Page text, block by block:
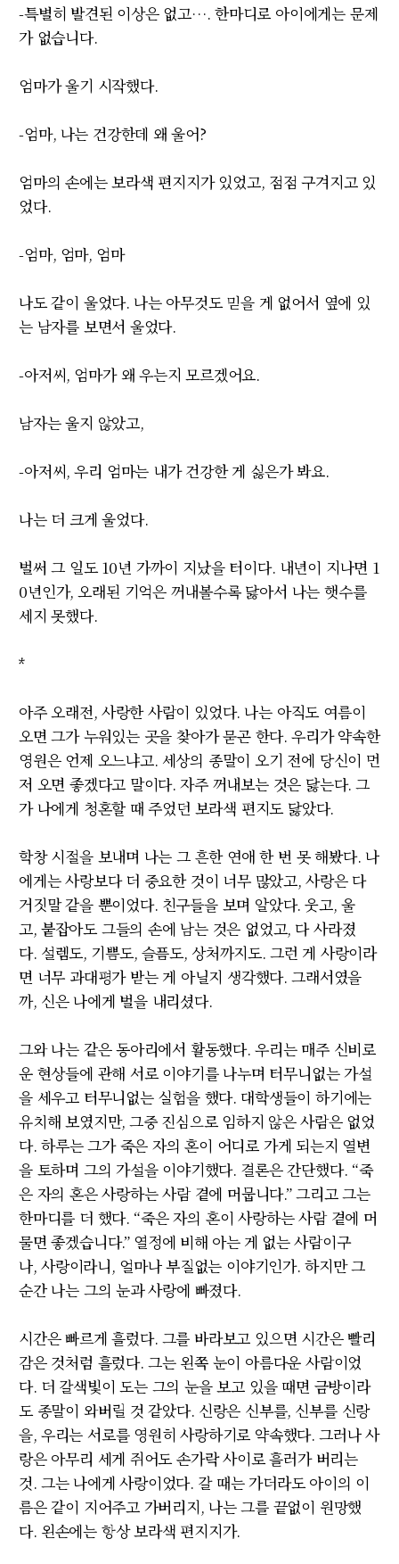
-특별히 발견된 이상은 없고….한마디로 아이에게는 문제
가 없습니다.
엄마가 울기 시작했다.
-엄마, 나는 건강한데 왜 울어?
엄마의 손에는 보라색 편지지가 있었고, 점점 구겨지고 있
었다.
-엄마, 엄마, 엄마
나도 같이 울었다. 나는 아무것도 믿을 게 없어서 옆에 있
는 남자를 보면서 울었다.
-아저씨, 엄마가 왜 우는지 모르겠어요.
남자는 울지 않았고,
-아저씨,우리 엄마는 내가 건강한 게 싫은가 봐요.
나는 더 크게 울었다.
벌써 그 일도10년 가까이 지났을 터이다. 내년이 지나면 1
0년인가,오래된 기억은 꺼내볼수록 닳아서 나는 햇수를
세지 못했다.
*
아주 오래전, 사랑한 사람이 있었다. 나는 아직도 여름이
오면 그가 누워있는 곳을 찾아가 묻곤 한다.우리가 약속한
영원은 언제 오느냐고. 세상의 종말이 오기 전에 당신이 먼
저 오면 좋겠다고 말이다.자주 꺼내보는 것은 닳는다.그
가 나에게 청혼할 때 주었던 보라색 편지도 닳았다.
학창 시절을 보내며 나는 그 흔한 연애 한 번 못 해봤다. 나
에게는 사랑보다 더 중요한 것이 너무 많았고, 사랑은 다
거짓말 같을 뿐이었다. 친구들을 보며 알았다.웃고, 울
고, 붙잡아도 그들의 손에 남는 것은 없었고, 다 사라졌
다. 설렘도, 기쁨도, 슬픔도, 상처까지도. 그런 게 사랑이라
면 너무 과대평가 받는 게 아닐지 생각했다.그래서였을
까, 신은 나에게 벌을 내리셨다.
그와 나는 같은 동아리에서 활동했다.우리는 매주 신비로
운 현상들에 관해 서로 이야기를 나누며 터무니없는 가설
을 세우고 터무니없는 실험을 했다. 대학생들이 하기에는
유치해 보였지만, 그중 진심으로 임하지 않은 사람은 없었
다. 하루는 그가 죽은 자의 혼이 어디로 가게 되는지 열변
을 토하며 그의 가설을 이야기했다. 결론은 간단했다. “죽
은 자의 혼은 사랑하는 사람 곁에 머뭅니다.”그리고 그는
한마디를 더 했다. “죽은 자의 혼이 사랑하는 사람 곁에 머
물면 좋겠습니다.” 열정에 비해 아는 게 없는 사람이구
나, 사랑이라니, 얼마나 부질없는 이야기인가.하지만 그
순간 나는 그의 눈과 사랑에 빠졌다.
시간은 빠르게 흘렀다. 그를 바라보고 있으면 시간은 빨리
감은 것처럼 흘렀다. 그는 왼쪽 눈이 아름다운 사람이었
다. 더 갈색빛이 도는 그의 눈을 보고 있을 때면 금방이라
도 종말이 와버릴 것 같았다. 신랑은 신부를, 신부를 신랑
을, 우리는 서로를 영원히 사랑하기로 약속했다.그러나 사
랑은 아무리 세게 쥐어도 손가락 사이로 흘러가 버리는
것. 그는 나에게 사랑이었다. 갈 때는 가더라도 아이의 이
름은 같이 지어주고 가버리지, 나는 그를 끝없이 원망했
다. 왼손에는 항상 보라색 편지지가.